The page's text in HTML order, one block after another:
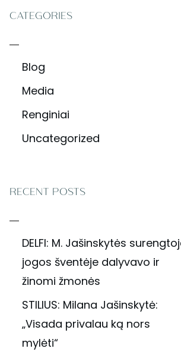
CATEGORIES
Blog
Media
Renginiai
Uncategorized
RECENT POSTS
DELFI: M. Jašinskytės
jogos šventėje dalyvavo ir
žinomi žmonės
STILIUS: Milana Jašinskytė:
„Visada privalau ką nors
mylėti“